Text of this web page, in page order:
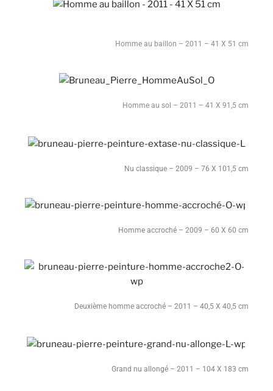
Homme au baillon – 2011 – 41 X 51 cm
Homme au sol – 2011 – 41 X 91,5 cm
Nu classique – 2009 – 76 X 101,5 cm
Homme accroché – 2009 – 60 X 60 cm
Deuxième homme accroché – 2011 – 40,5 X 40,5 cm
Grand nu allongé – 2011 – 104 X 183 cm